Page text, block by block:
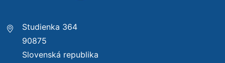
Studienka 364
90875
Slovenská republika